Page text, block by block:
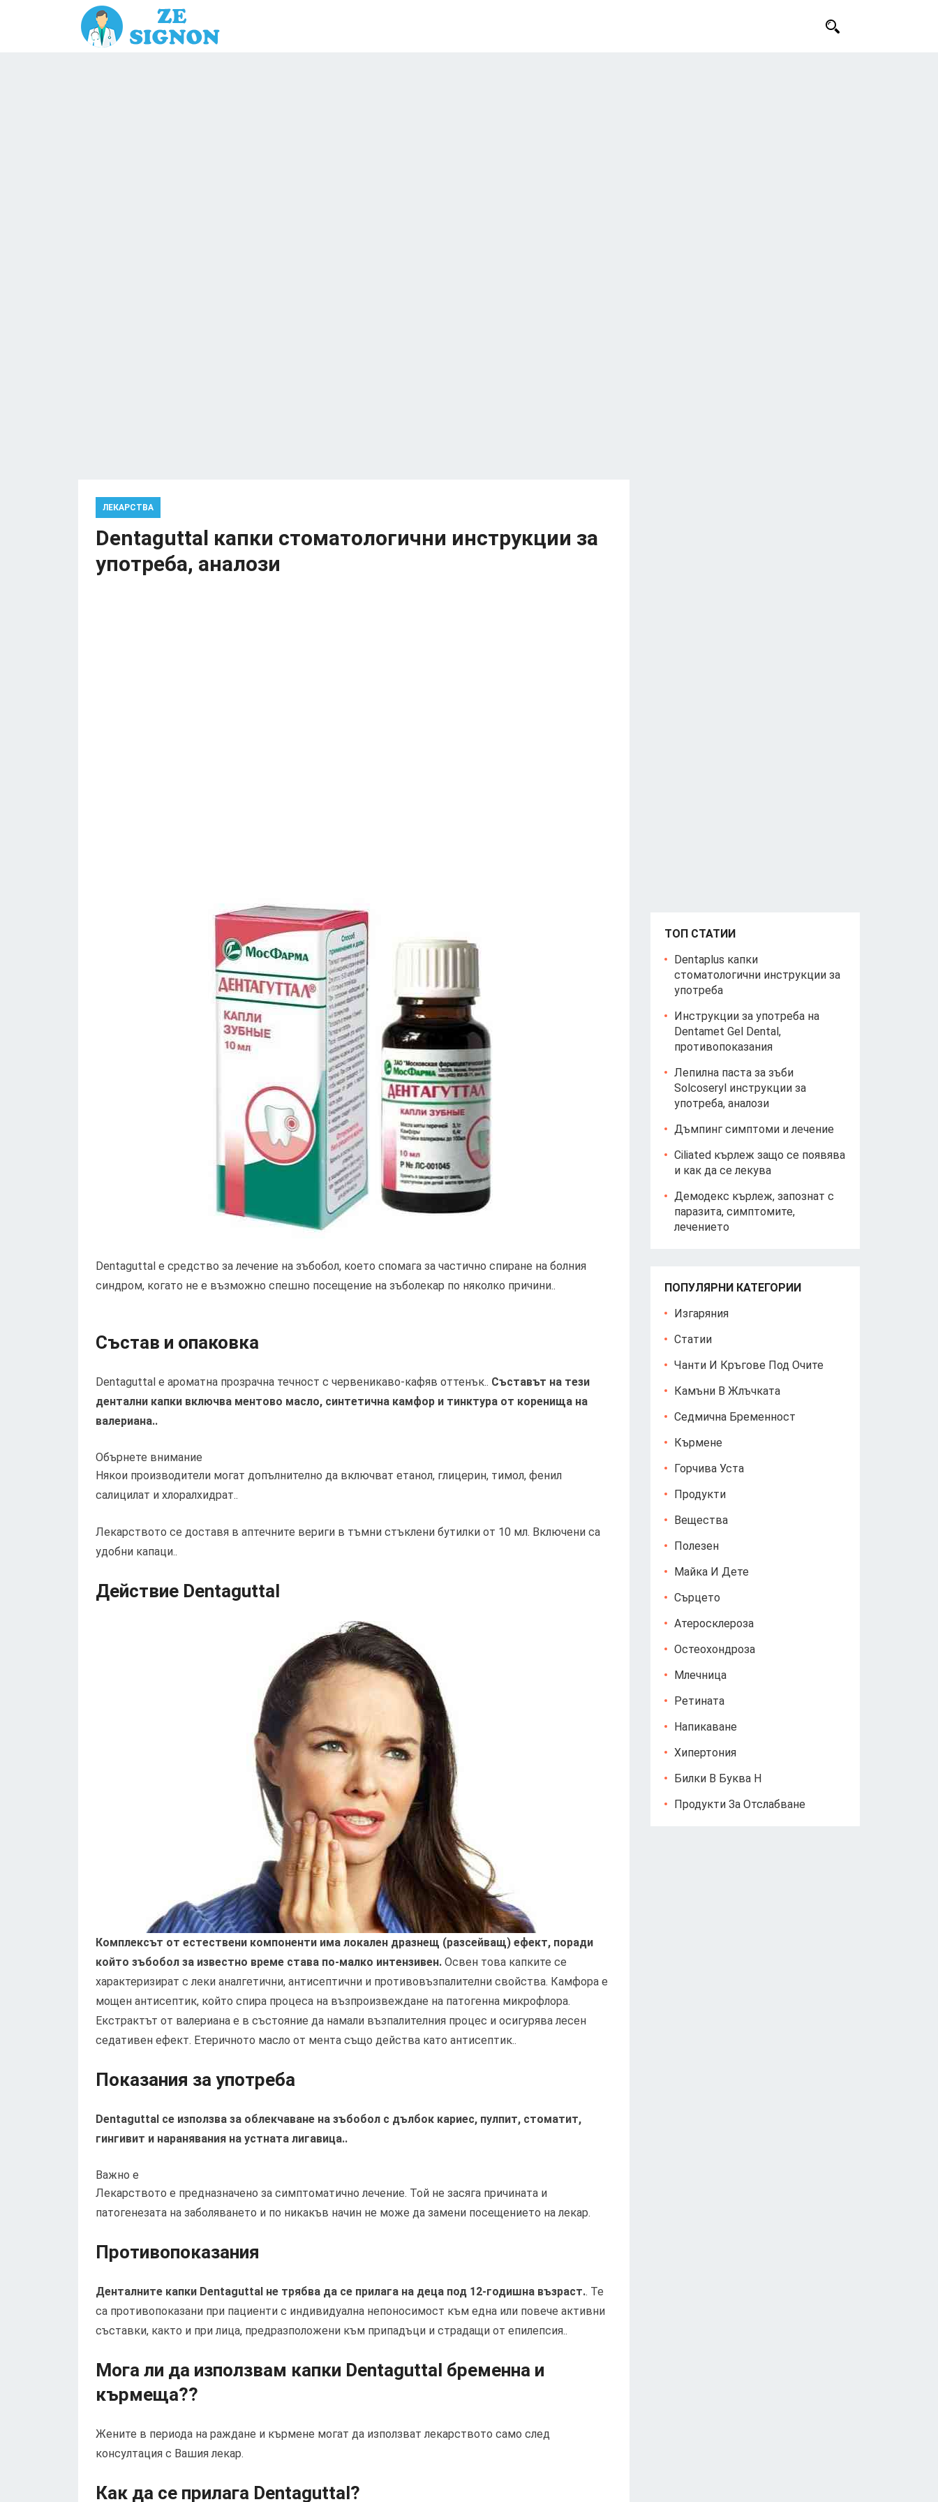
ЛЕКАРСТВА
Dentaguttal капки стоматологични инструкции за
употреба, аналози
Dentaguttal е средство за лечение на зъбобол, което спомага за частично спиране на болния
синдром, когато не е възможно спешно посещение на зъболекар по няколко причини..
Състав и опаковка
Dentaguttal е ароматна прозрачна течност с червеникаво-кафяв оттенък.. Съставът на тези
дентални капки включва ментово масло, синтетична камфор и тинктура от коренища на
валериана..
Обърнете внимание
Някои производители могат допълнително да включват етанол, глицерин, тимол, фенил
салицилат и хлоралхидрат..
Лекарството се доставя в аптечните вериги в тъмни стъклени бутилки от 10 мл. Включени са
удобни капаци..
Действие Dentaguttal
Комплексът от естествени компоненти има локален дразнещ (разсейващ) ефект, поради
който зъбобол за известно време става по-малко интензивен. Освен това капките се
характеризират с леки аналгетични, антисептични и противовъзпалителни свойства. Камфора е
мощен антисептик, който спира процеса на възпроизвеждане на патогенна микрофлора.
Екстрактът от валериана е в състояние да намали възпалителния процес и осигурява лесен
седативен ефект. Етеричното масло от мента също действа като антисептик..
Показания за употреба
Dentaguttal се използва за облекчаване на зъбобол с дълбок кариес, пулпит, стоматит,
гингивит и наранявания на устната лигавица..
Важно е
Лекарството е предназначено за симптоматично лечение. Той не засяга причината и
патогенезата на заболяването и по никакъв начин не може да замени посещението на лекар.
Противопоказания
Денталните капки Dentaguttal не трябва да се прилага на деца под 12-годишна възраст.. Те
са противопоказани при пациенти с индивидуална непоносимост към една или повече активни
съставки, както и при лица, предразположени към припадъци и страдащи от епилепсия..
Мога ли да използвам капки Dentaguttal бременна и
кърмеща??
Жените в периода на раждане и кърмене могат да използват лекарството само след
консултация с Вашия лекар.
Как да се прилага Dentaguttal?
ТОП СТАТИИ
Dentaplus капки
стоматологични инструкции за
употреба
Инструкции за употреба на
Dentamet Gel Dental,
противопоказания
Лепилна паста за зъби
Solcoseryl инструкции за
употреба, аналози
Дъмпинг симптоми и лечение
Ciliated кърлеж защо се появява
и как да се лекува
Демодекс кърлеж, запознат с
паразита, симптомите,
лечението
ПОПУЛЯРНИ КАТЕГОРИИ
Изгаряния
Статии
Чанти И Кръгове Под Очите
Камъни В Жлъчката
Седмична Бременност
Кърмене
Горчива Уста
Продукти
Вещества
Полезен
Майка И Дете
Сърцето
Атеросклероза
Остеохондроза
Млечница
Ретината
Напикаване
Хипертония
Билки В Буква Н
Продукти За Отслабване